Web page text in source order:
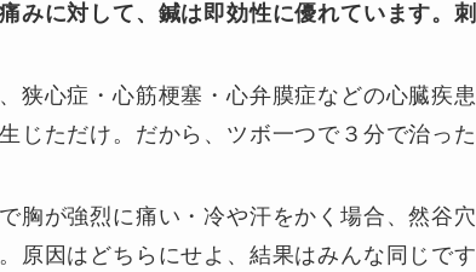
みに対して、鍼は即効性に優れています。
狭心症・心筋梗塞・心弁膜症などの心臓疾
じただけ。だから、ツボ一つで３分で治った
胸が強烈に痛い・冷や汗をかく場合、然谷
原因はどちらにせよ、結果はみんな同じで